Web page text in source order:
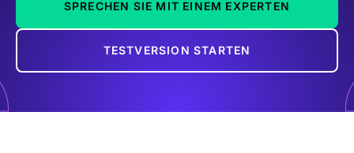
SPRECHEN SIE MIT EINEM EXPERTEN
TESTVERSION STARTEN